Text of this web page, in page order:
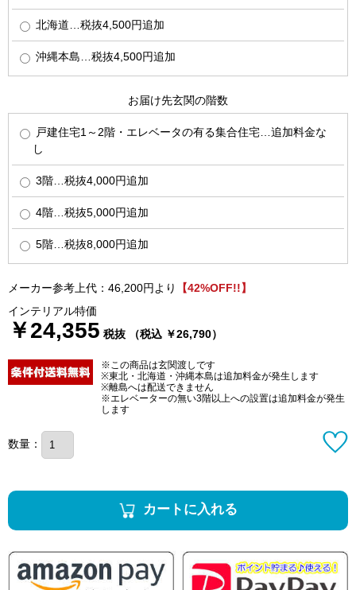
北海道…税抜4,500円追加
沖縄本島…税抜4,500円追加
お届け先玄関の階数
戸建住宅1～2階・エレベータの有る集合住宅…追加料金な
し
3階…税抜4,000円追加
4階…税抜5,000円追加
5階…税抜8,000円追加
メーカー参考上代：46,200円より
【42%OFF!!】
インテリアル特価
￥24,355 税抜 （税込 ￥26,790）
※この商品は玄関渡しです
※東北・北海道・沖縄本島は追加料金が発生します
※離島へは配送できません
※エレベーターの無い3階以上への設置は追加料金が発生
します
数量：
カートに入れる